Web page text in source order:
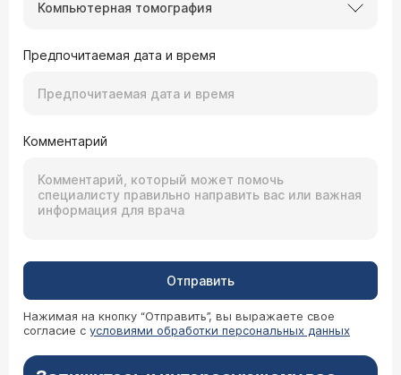
Компьютерная томография
Предпочитаемая дата и время
Комментарий
Отправить
Нажимая на кнопку “Отправить”, вы выражаете свое
согласие с условиями обработки персональных данных